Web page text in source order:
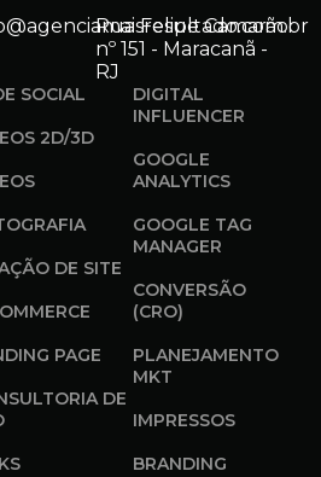
Rua Felipe Camarão
nº 151 - Maracanã -
RJ
SOCIAL
2D/3D
DE SITE
PAGE
DE
DIGITAL
INFLUENCER
GOOGLE
ANALYTICS
GOOGLE TAG
MANAGER
CONVERSÃO
(CRO)
PLANEJAMENTO
MKT
IMPRESSOS
BRANDING